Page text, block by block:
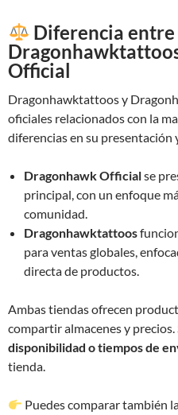
Diferencia entre
Official
Dragonhawktattoos y
oficiales relacionados con la
diferencias en su presentación
Dragonhawk Officialse
principal, con un enfoque
comunidad.
Dragonhawktattoos
para ventas globales,
directa de productos.
Ambas tiendas ofrecen
compartir almacenes y precios.
disponibilidad o tiempos de
tienda.
Puedes comparar también